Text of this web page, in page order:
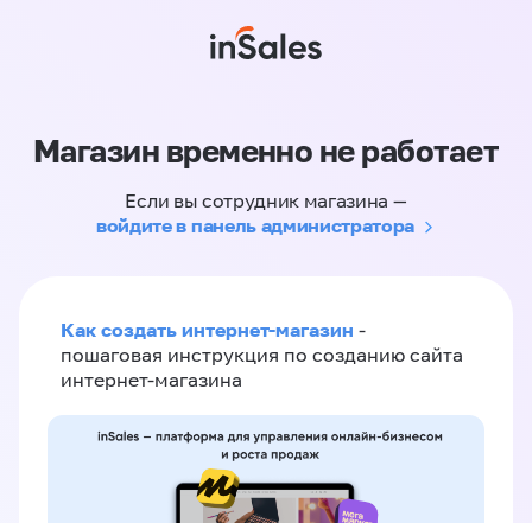
Магазин временно не работает
Если вы сотрудник магазина —
войдите в панель администратора
Как создать интернет-магазин -
пошаговая инструкция по созданию сайта
интернет-магазина